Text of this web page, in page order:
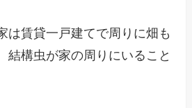
は賃貸一戸建てで周りに畑も
結構虫が家の周りにいること